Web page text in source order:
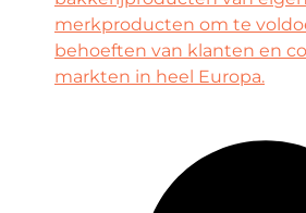
merkproducten om te
behoeften van klanten en
markten in heel Europa.